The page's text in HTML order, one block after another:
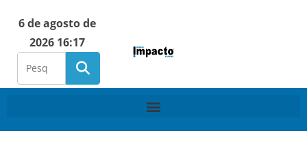
6 de agosto de
2026 16:17